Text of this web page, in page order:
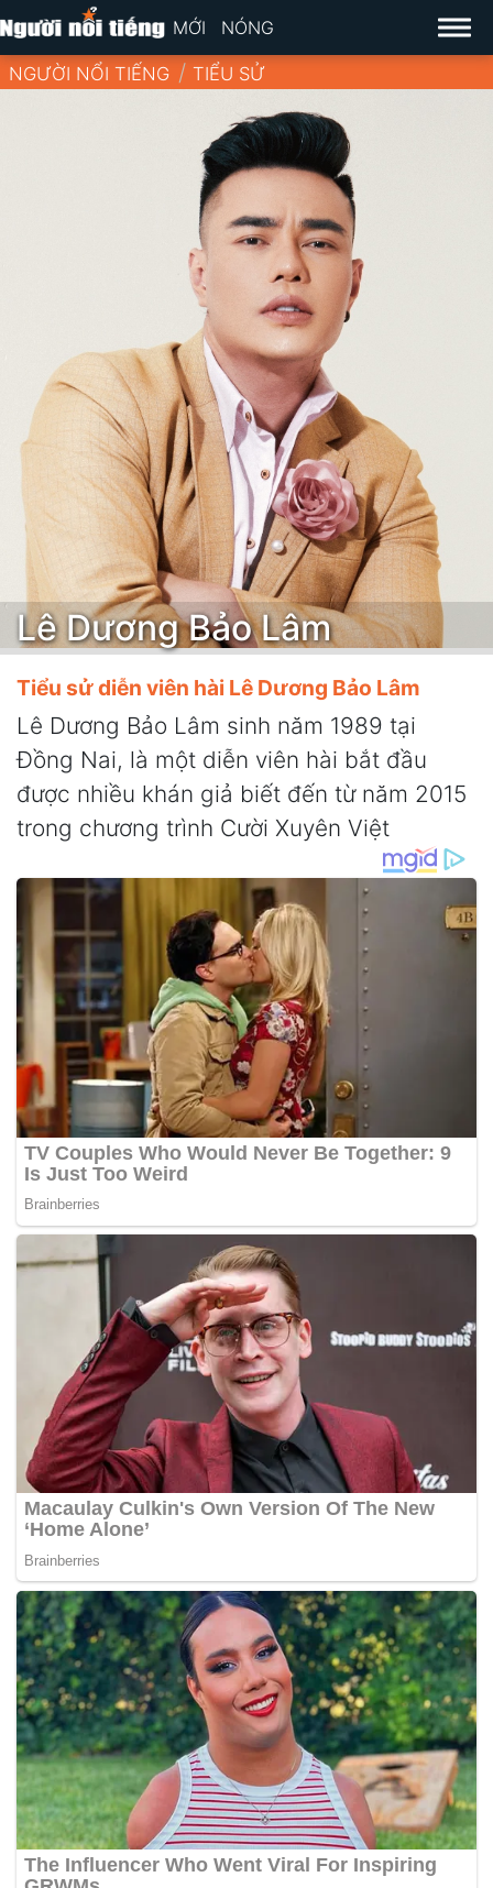
MỚI NÓNG
NGƯỜI NỔI TIẾNG TIỂU SỬ
Lê Dương Bảo Lâm
Tiểu sử diễn viên hài Lê Dương Bảo Lâm
Lê Dương Bảo Lâm sinh năm 1989 tại
Đồng Nai, là một diễn viên hài bắt đầu
được nhiều khán giả biết đến từ năm 2015
trong chương trình Cười Xuyên Việt